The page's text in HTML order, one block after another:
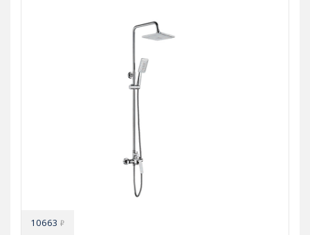
10663₽